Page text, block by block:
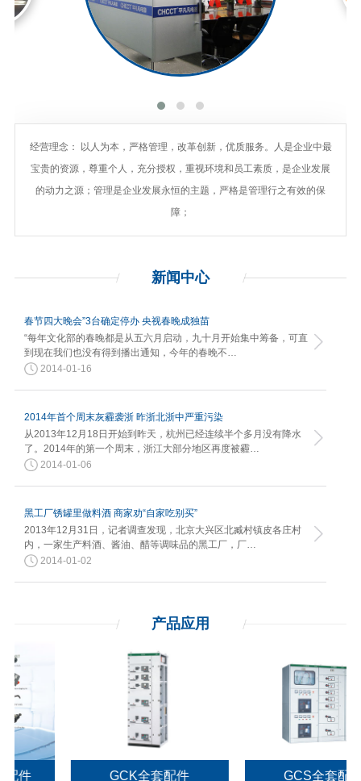
经营理念： 以人为本，严格管理，改革创新，优质服务。人是企业中最
宝贵的资源，尊重个人，充分授权，重视环境和员工素质，是企业发展
的动力之源；管理是企业发展永恒的主题，严格是管理行之有效的保
障；
新闻 中心
春节四大晚会”3台确定停办 央视春晚成独苗
“每年文化部的春晚都是从五六月启动，九十月开始集中筹备，可直
到现在我们也没有得到播出通知，今年的春晚不…
2014-01-16
2014年首个周末灰霾袭浙 昨浙北浙中严重污染
从2013年12月18日开始到昨天，杭州已经连续半个多月没有降水
了。2014年的第一个周末，浙江大部分地区再度被霾…
2014-01-06
黑工厂锈罐里做料酒 商家劝“自家吃别买”
2013年12月31日，记者调查发现，北京大兴区北臧村镇皮各庄村
内，一家生产料酒、酱油、醋等调味品的黑工厂，厂…
2014-01-02
产品应用
GCK全套配件 GCS全套配件